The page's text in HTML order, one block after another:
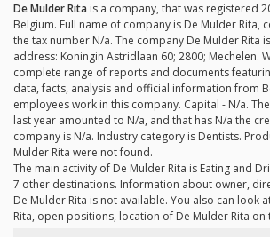
De Mulder Rita is a company, that was registered
Belgium. Full name of company is De Mulder Rita,
the tax number N/a. The company De Mulder Rita
address: Koningin Astridlaan 60; 2800; Mechelen.
complete range of reports and documents
data, facts, analysis and official information from
employees work in this company. Capital - N/a.
last year amounted to N/a, and that has N/a the
company is N/a. Industry category is Dentists.
Mulder Rita were not found.
The main activity of De Mulder Rita is Eating and
7 other destinations. Information about owner,
De Mulder Rita is not available. You also can look
Rita, open positions, location of De Mulder Rita on